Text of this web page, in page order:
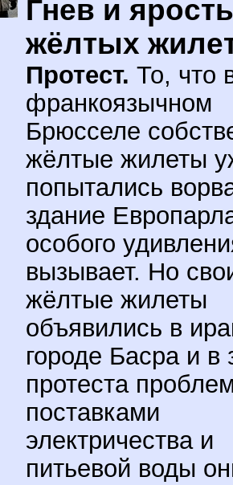
Гнев и ярость
жёлтых
Протест. То, что
франкоязычном
Брюсселе
жёлтые жилеты
попытались
здание
особого
вызывает. Но
жёлтые жилеты
объявились в
городе Басра и в
протеста
поставками
электричества и
питьевой воды